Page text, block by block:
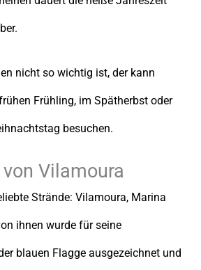
nicht so wichtig ist, der kann
Frühling, im Spätherbst oder
besuchen.
Vilamoura
Strände: Vilamoura, Marina
ihnen wurde für seine
blauen Flagge ausgezeichnet und